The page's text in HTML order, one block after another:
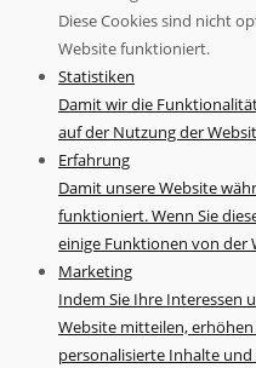
Diese Cookies sind nicht
Website funktioniert.
Statistiken
Damit wir die
auf der Nutzung der
Erfahrung
Damit unsere Website
funktioniert. Wenn Sie
einige Funktionen von der
Marketing
Indem Sie Ihre Interessen
Website mitteilen,
personalisierte Inhalte